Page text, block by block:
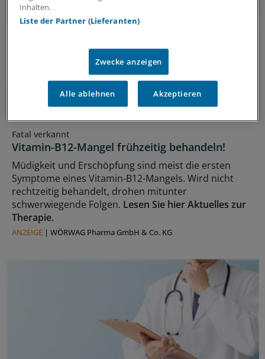
Fatal verkannt
Vitamin-B12-Mangel frühzeitig behandeln!
Müdigkeit und Erschöpfung sind meist die ersten
Symptome eines Vitamin-B12-Mangels. Wird nicht
rechtzeitig behandelt, drohen mitunter
schwerwiegende Folgen. Lesen Sie hier Aktuelles zur
Therapie.
ANZEIGE | WÖRWAG Pharma GmbH & Co. KG
Inhalten.
Liste der Partner (Lieferanten)
Zwecke anzeigen
Alle ablehnen Akzeptieren